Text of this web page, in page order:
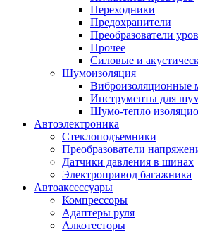
Переходники
Предохранители
Преобразователи
Прочее
Силовые и
Шумоизоляция
Виброизоляционные
Инструменты для
Шумо-тепло
Автоэлектроника
Стеклоподъемники
Преобразователи
Датчики давления в шинах
Электропривод багажника
Автоаксессуары
Компрессоры
Адаптеры руля
Алкотесторы